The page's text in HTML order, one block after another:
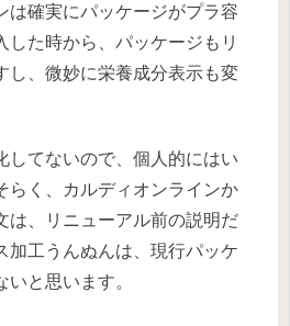
は確実にパッケージがプラ容
した時から、パッケージもリ
し、微妙に栄養成分表示も変
してないので、個人的にはい
らく、カルディオンラインか
は、リニューアル前の説明だ
加工うんぬんは、現行パッケ
と思います。